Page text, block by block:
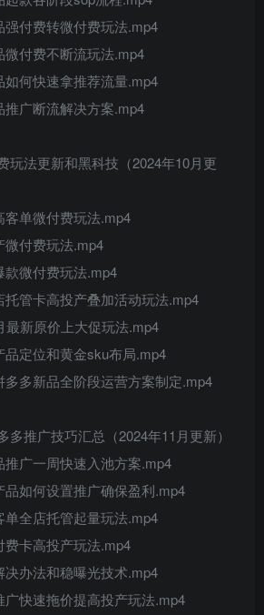
强付费转微付费玩法.mp4
微付费不断流玩法.mp4
如何快速拿推荐流量.mp4
推广断流解决方案.mp4
玩法更新和黑科技（2024年10月更
客单微付费玩法.mp4
微付费玩法.mp4
款微付费玩法.mp4
托管卡高投产叠加活动玩法.mp4
最新原价上大促玩法.mp4
品定位和黄金sku布局.mp4
多多新品全阶段运营方案制定.mp4
多推广技巧汇总（2024年11月更新）
推广一周快速入池方案.mp4
品如何设置推广确保盈利.mp4
单全店托管起量玩法.mp4
费卡高投产玩法.mp4
决办法和稳曝光技术.mp4
广快速拖价提高投产玩法.mp4